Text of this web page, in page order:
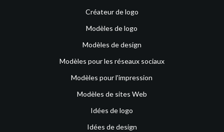
Créateur de logo
Modèles de logo
Modèles de design
Modèles pour les réseaux sociaux
Modèles pour l'impression
Modèles de sites Web
Idées de logo
Idées de design